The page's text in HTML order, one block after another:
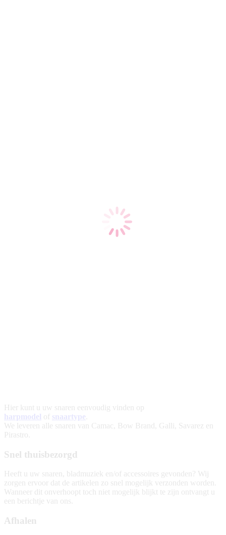
Hier kunt u uw snaren eenvoudig vinden op
harpmodel of snaartype
We leveren alle snaren van Camac, Bow Brand, Galli, Savarez en
Pirastro.
Snel thuisbezorgd
Heeft u uw snaren, bladmuziek en/of accessoires gevonden? Wij
zorgen ervoor dat de artikelen zo snel mogelijk verzonden worden.
Wanneer dit onverhoopt toch niet mogelijk blijkt te zijn ontvangt u
een berichtje van ons.
Afhalen